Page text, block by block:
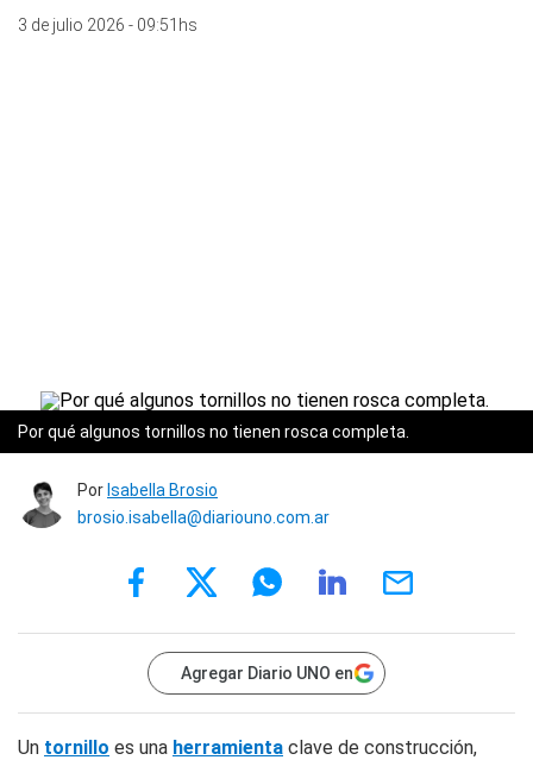
3 de julio 2026 - 09:51hs
Por qué algunos tornillos no tienen rosca completa.
Por Isabella Brosio
brosio.isabella@diariouno.com.ar
Agregar Diario UNO en
Un tornillo es una herramienta clave de construcción,